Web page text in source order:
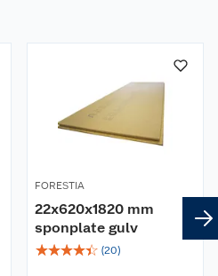
FORESTIA
22x620x1820 mm
sponplate gulv
☆☆☆☆☆ (20)